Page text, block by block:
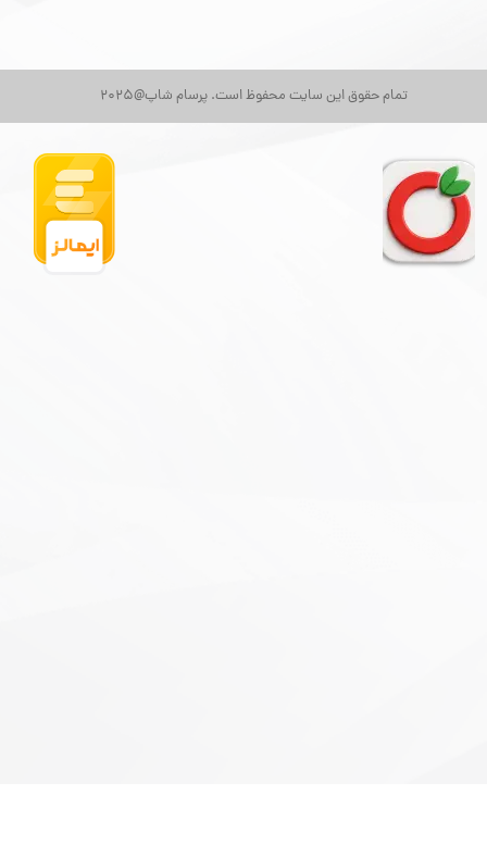
تمام حقوق این سایت محفوظ است. پرسام شاپ@2025